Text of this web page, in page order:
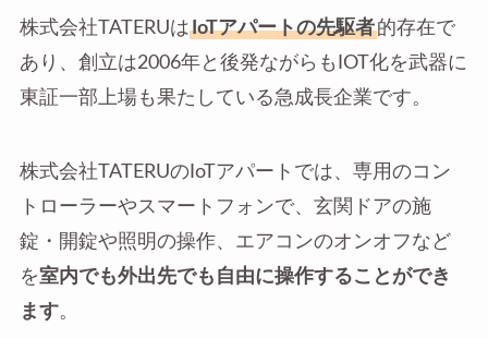
株式会社TATERUはIoTアパートの先駆者的存在で
あり、創立は2006年と後発ながらもIOT化を武器に
東証一部上場も果たしている急成長企業です。
株式会社TATERUのIoTアパートでは、専用のコン
トローラーやスマートフォンで、玄関ドアの施
錠・開錠や照明の操作、エアコンのオンオフなど
を室内でも外出先でも自由に操作することができ
ます。